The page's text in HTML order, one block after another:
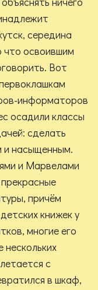
середина
что освоившим
Вот
информаторов
осадили классы
сделать
и насыщенным.
и Марвелами
причём
книжек у
многие его
с
в шкаф,